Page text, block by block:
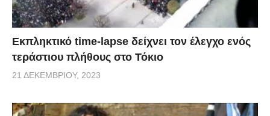
Εκπληκτικό time-lapse δείχνει τον έλεγχο ενός
τεράστιου πλήθους στο Τόκιο
21 ΔΕΚΕΜΒΡΊΟΥ, 2023